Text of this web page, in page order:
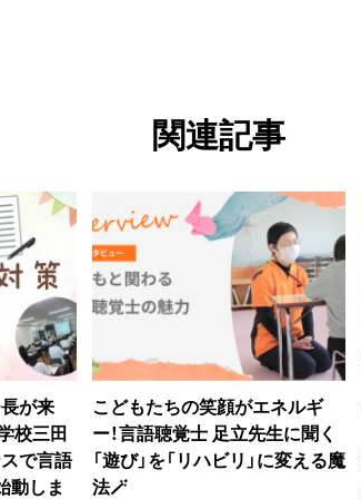
関連記事
が来
校三田
で言語
動しま
こどもたちの笑顔がエネルギ
ー！言語聴覚士 足立先生に聞く
「遊び」を「リハビリ」に変える魔
法🪄